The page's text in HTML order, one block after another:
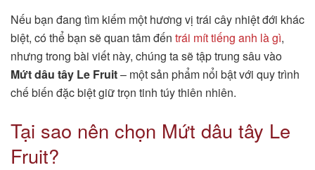
Nếu bạn đang tìm kiếm một hương vị trái cây nhiệt đới khác
biệt, có thể bạn sẽ quan tâm đến trái mít tiếng anh là gì,
nhưng trong bài viết này, chúng ta sẽ tập trung sâu vào
Mứt dâu tây Le Fruit– một sản phẩm nổi bật với quy trình
chế biến đặc biệt giữ trọn tinh túy thiên nhiên.
Tại sao nên chọn Mứt dâu tây Le
Fruit?